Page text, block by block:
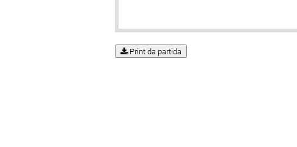
Print da partida